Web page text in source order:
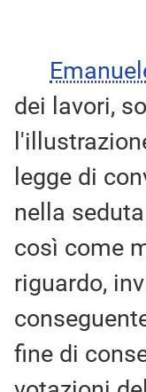
dei lavori,
legge di
nella
così come
riguardo,
fine di